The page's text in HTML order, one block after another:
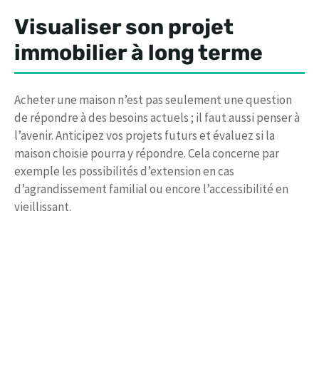
Visualiser son projet
immobilier à long terme
Acheter une maison n’est pas seulement une question
de répondre à des besoins actuels ; il faut aussi penser à
l’avenir. Anticipez vos projets futurs et évaluez si la
maison choisie pourra y répondre. Cela concerne par
exemple les possibilités d’extension en cas
d’agrandissement familial ou encore l’accessibilité en
vieillissant.